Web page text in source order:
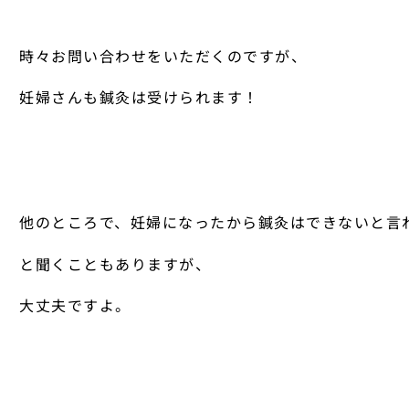
時々お問い合わせをいただくのですが、
妊婦さんも鍼灸は受けられます！
他のところで、妊婦になったから鍼灸はできないと言
と聞くこともありますが、
大丈夫ですよ。